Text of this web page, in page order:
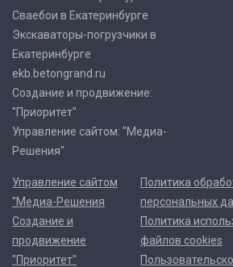
Сваебои в Екатеринбурге
Экскаваторы-погрузчики в
Екатеринбурге
ekb.betongrand.ru
Создание и продвижение:
"Приоритет"
Управление сайтом: "Медиа-
Решения"
Управление сайтом
"Медиа-Решения
Создание и
продвижение
"Приоритет"
Политика
персональных
Политика
файлов cookies